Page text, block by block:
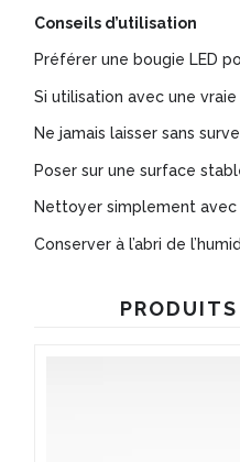
Conseils d’utilisation
Préférer une bougie LED
Si utilisation avec une
Ne jamais laisser sans
Poser sur une surface
Nettoyer simplement avec
Conserver à l’abri de